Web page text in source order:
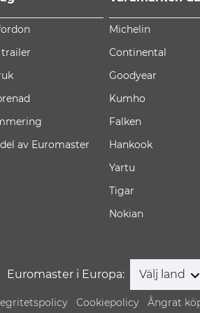
trailer
av Euromaster
Michelin
Continental
Goodyear
Kumho
Falken
Hankook
Yartu
Tigar
Nokian
Euromaster i Europa: Välj land
Cookiepolicy Ångrat